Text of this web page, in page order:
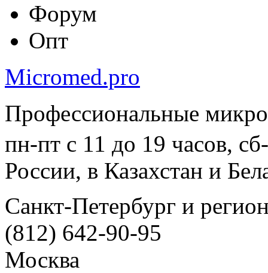
Форум
Опт
Micromed.pro
Профессиональные
пн-пт с 11 до 19 часов,
России, в Казахстан и
Санкт-Петербург и
(812) 642-90-95
Москва